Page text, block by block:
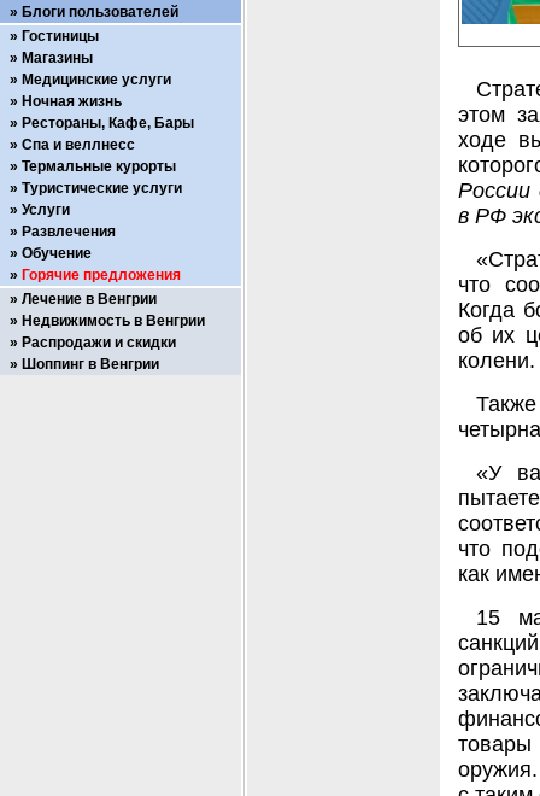
этом
ходе
России
в РФ
что
Когда
об их
«У
что
как
15
Блоги пользователей
Гостиницы
Магазины
Медицинские услуги
Ночная жизнь
Рестораны, Кафе, Бары
Спа и веллнесс
Термальные курорты
Туристические услуги
Услуги
Развлечения
Обучение
Горячие предложения
Лечение в Венгрии
Недвижимость в Венгрии
Распродажи и скидки
Шоппинг в Венгрии